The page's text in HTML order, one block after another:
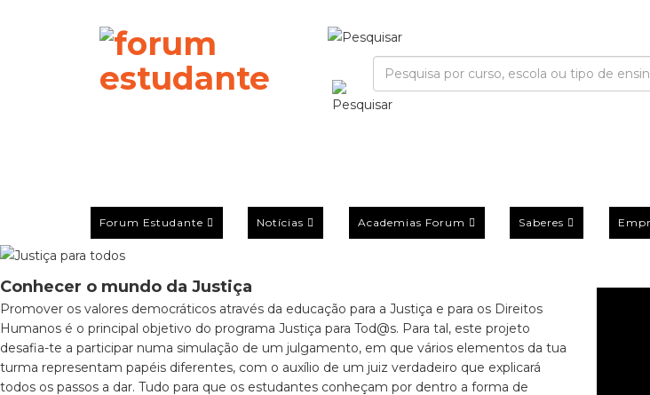
Forum Estudante Notícias Academias Forum Saberes
Conhecer o mundo da Justiça
Promover os valores democráticos através da educação para a Justiça e para os Direitos
Humanos é o principal objetivo do programa Justiça para Tod@s. Para tal, este projeto
desafia-te a participar numa simulação de um julgamento, em que vários elementos da tua
turma representam papéis diferentes, com o auxílio de um juiz verdadeiro que explicará
todos os passos a dar. Tudo para que os estudantes conheçam por dentro a forma de